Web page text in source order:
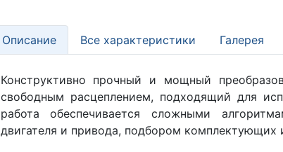
Описание Все характеристики Галерея
Конструктивно прочный и мощный
свободным расцеплением, подходящий для
работа обеспечивается сложными
двигателя и привода, подбором